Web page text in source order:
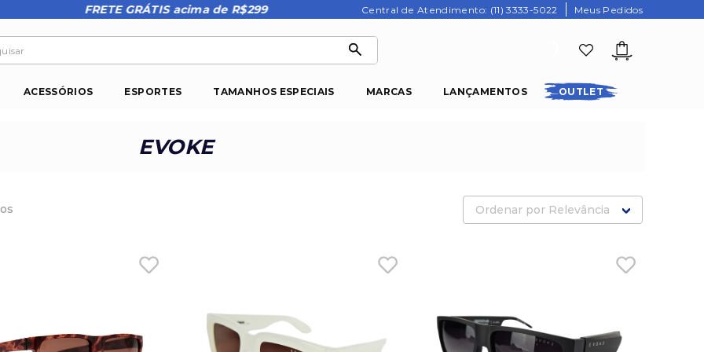
FRETE GRÁTIS acima de R$299 Central de Atendimento: (11) 3333-5022 Meus Pedidos
ACESSÓRIOS ESPORTES TAMANHOS ESPECIAIS MARCAS LANÇAMENTOS OUTLET
EVOKE
Ordenar por Relevância